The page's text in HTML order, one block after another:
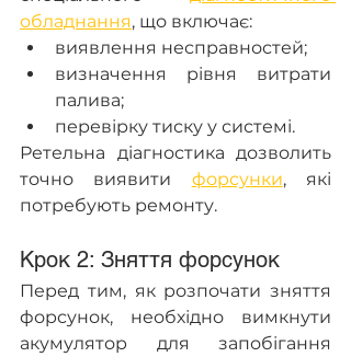
обладнання, що включає:
виявлення несправностей;
визначення рівня витрати
палива;
перевірку тиску у системі.
Ретельна діагностика дозволить
точно виявити форсунки, які
потребують ремонту.
Крок 2: Зняття форсунок
Перед тим, як розпочати зняття
форсунок, необхідно вимкнути
акумулятор для запобігання